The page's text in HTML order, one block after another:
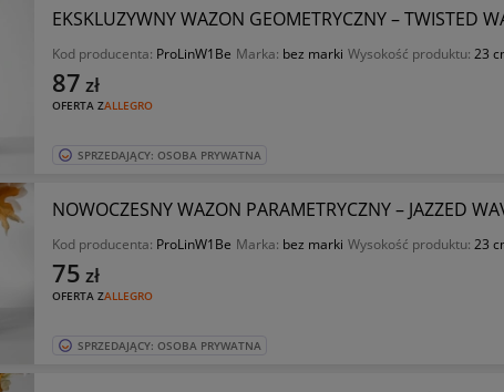
EKSKLUZYWNY WAZON GEOMETRYCZNY – TWISTED
Kod producenta: ProLinW1Be Marka: bez marki Wysokość produktu: 23
OFERTA ZALLEGRO
87 zł
SPRZEDAJĄCY: OSOBA PRYWATNA
NOWOCZESNY WAZON PARAMETRYCZNY – JAZZED
Kod producenta: ProLinW1Be Marka: bez marki Wysokość produktu: 23
OFERTA ZALLEGRO
75 zł
SPRZEDAJĄCY: OSOBA PRYWATNA